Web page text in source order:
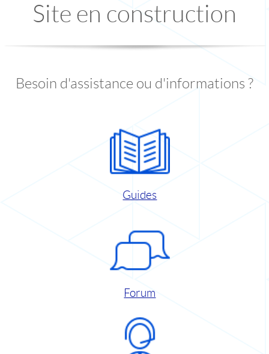
Site en construction
Besoin d'assistance ou d'informations ?
Guides
Forum